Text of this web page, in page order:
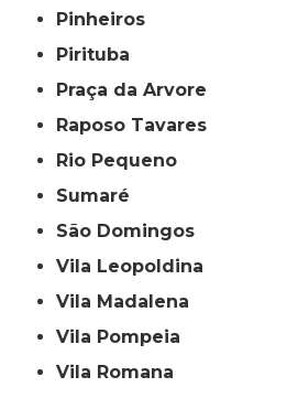
Pinheiros
Pirituba
Praça da Arvore
Raposo Tavares
Rio Pequeno
Sumaré
São Domingos
Vila Leopoldina
Vila Madalena
Vila Pompeia
Vila Romana